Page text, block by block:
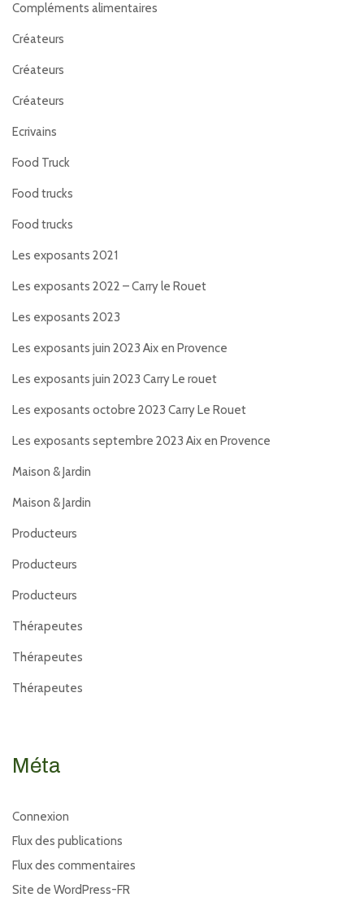
Compléments alimentaires
Créateurs
Créateurs
Créateurs
Ecrivains
Food Truck
Food trucks
Food trucks
Les exposants 2021
Les exposants 2022 – Carry le Rouet
Les exposants 2023
Les exposants juin 2023 Aix en Provence
Les exposants juin 2023 Carry Le rouet
Les exposants octobre 2023 Carry Le Rouet
Les exposants septembre 2023 Aix en Provence
Maison & Jardin
Maison & Jardin
Producteurs
Producteurs
Producteurs
Thérapeutes
Thérapeutes
Thérapeutes
Méta
Connexion
Flux des publications
Flux des commentaires
Site de WordPress-FR